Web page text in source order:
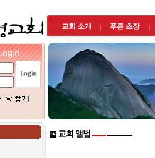
교회 소개 푸른 초장
교회 앨범